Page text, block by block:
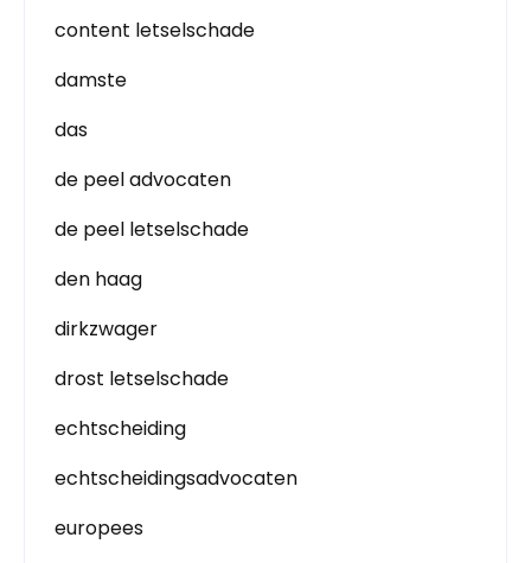
content letselschade
damste
das
de peel advocaten
de peel letselschade
den haag
dirkzwager
drost letselschade
echtscheiding
echtscheidingsadvocaten
europees